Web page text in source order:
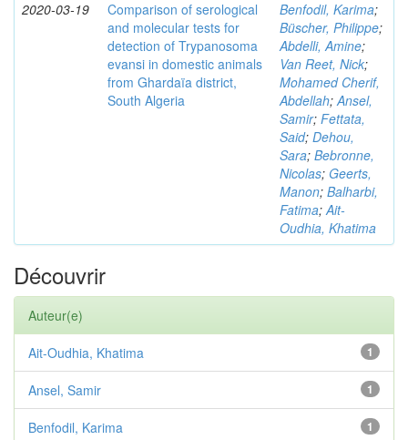
2020-03-19
Comparison of serological
and molecular tests for
detection of Trypanosoma
evansi in domestic animals
from Ghardaïa district,
South Algeria
Benfodil, Karima;
Büscher, Philippe;
Abdelli, Amine;
Van Reet, Nick;
Mohamed Cherif,
Abdellah;Ansel,
Samir; Fettata,
Said; Dehou,
Sara; Bebronne,
Nicolas; Geerts,
Manon; Balharbi,
Fatima;Ait-
Oudhia, Khatima
Découvrir
Auteur(e)
1
Ait-Oudhia, Khatima
1
Ansel, Samir
1
Benfodil, Karima